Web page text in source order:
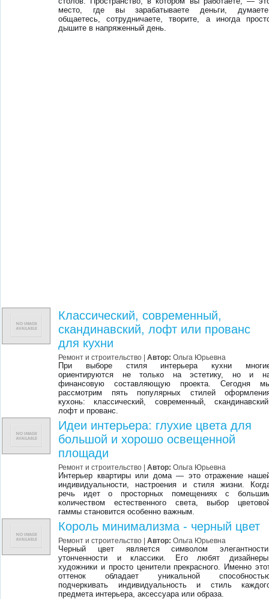
место, где вы зарабатываете деньги,
общаетесь, сотрудничаете, творите, а иногда
дышите в напряженный день.
Классический, современный,
скандинавский, лофт или прованс
для кухни
Ремонт и строительство |Автор: Ольга Юрьевна
При выборе стиля интерьера кухни
ориентируются не только на эстетику, но и
финансовую составляющую проекта. Сегодня
рассмотрим пять популярных стилей
кухонь: классический, современный,
лофт и прованс.
Идеи интерьера: глухие цвета для
большой и хорошо освещенной
площади
Ремонт и строительство |Автор: Ольга Юрьевна
Интерьер квартиры или дома — это отражение
индивидуальности, настроения и стиля жизни.
речь идет о просторных помещениях с
количеством естественного света, выбор
гаммы становится особенно важным.
Король минимализма - черный цвет
Ремонт и строительство |Автор: Ольга Юрьевна
Черный цвет является символом
утонченности и классики. Его любят
художники и просто ценители прекрасного. Именно
оттенок обладает уникальной
подчеркивать индивидуальность и стиль
предмета интерьера, аксессуара или образа.